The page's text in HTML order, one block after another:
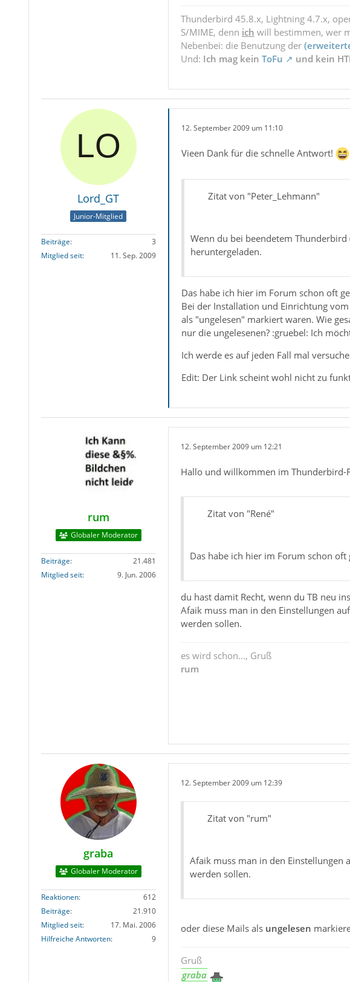
Thunderbird 45.8.x, Lightning 4.7.x,
S/MIME, denn ich will bestimmen, wer
Nebenbei: die Benutzung der
Und: Ich mag kein ToFu und kein
Lord_GT
Junior-Mitglied
Beiträge
3
Mitglied seit
11. Sep. 2009
12. September 2009 um 11:10
Vieen Dank für die schnelle Antwort!
Zitat von "Peter_Lehmann"
Wenn du bei beendetem
heruntergeladen.
Das habe ich hier im Forum schon oft
Bei der Installation und Einrichtung
als "ungelesen" markiert waren. Wie
nur die ungelesenen? :gruebel: Ich
Ich werde es auf jeden Fall mal
Edit: Der Link scheint wohl nicht zu
rum
Globaler Moderator
Beiträge
21.481
Mitglied seit
9. Jun. 2006
12. September 2009 um 12:21
Hallo und willkommen im Thunderbird-
Zitat von "René"
Das habe ich hier im Forum schon
du hast damit Recht, wenn du TB neu
Afaik muss man in den Einstellungen
werden sollen.
es wird schon..., Gruß
rum
graba
Globaler Moderator
Reaktionen
612
Beiträge
21.910
Mitglied seit
17. Mai. 2006
Hilfreiche Antworten
9
12. September 2009 um 12:39
Zitat von "rum"
Afaik muss man in den Einstellungen
werden sollen.
oder diese Mails als ungelesen
Gruß
graba